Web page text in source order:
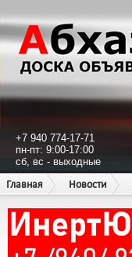
+7 940 774-17-71
пн-пт: 9:00-17:00
сб, вс - выходные
Главная
Новости